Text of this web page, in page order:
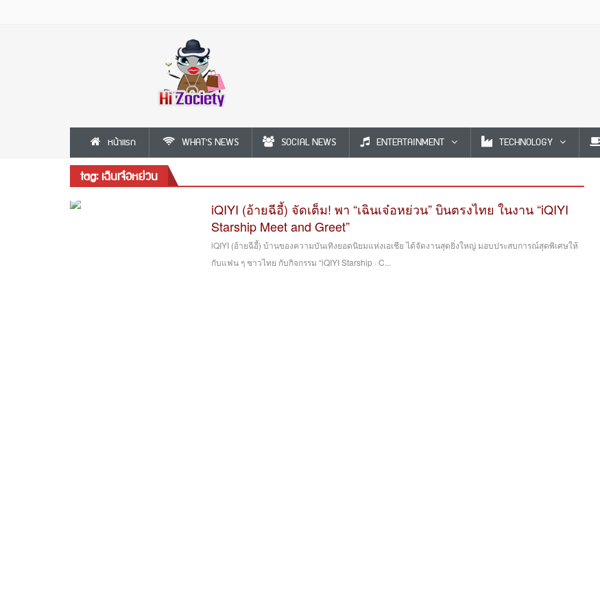
หน้าแรก WHAT'S NEWS SOCIAL NEWS ENTERTAINMENT TECHNOLOGY
tag: เฉินเจ๋อหย่วน
iQIYI (อ้ายฉีอี้) จัดเต็ม! พา “เฉินเจ๋อหย่วน” บินตรงไทย ในงาน “iQIYI
Starship Meet and Greet”
iQIYI (อ้ายฉีอี้) บ้านของความบันเทิงยอดนิยมแห่งเอเชีย ได้จัดงานสุดยิ่งใหญ่ มอบประสบการณ์สุดพิเศษให้
กับแฟน ๆ ชาวไทย กับกิจกรรม “iQIYI Starship · C...